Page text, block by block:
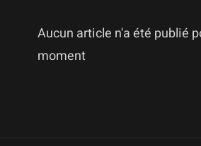
Aucun article n'a été publié
moment